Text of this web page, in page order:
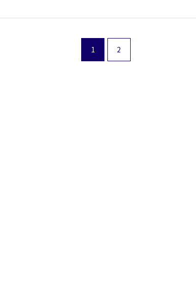
1 2
お気軽にお問い合わせください